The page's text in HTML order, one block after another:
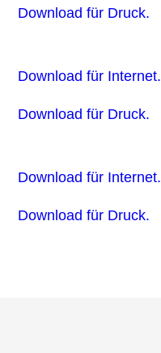
Download für Druck.
Download für Internet.
Download für Druck.
Download für Internet.
Download für Druck.